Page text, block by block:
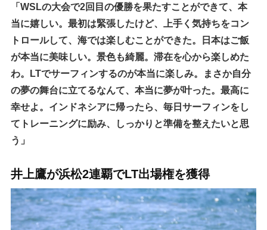
「WSLの大会で2回目の優勝を果たすことができて、本
当に嬉しい。最初は緊張したけど、上手く気持ちをコン
トロールして、海では楽しむことができた。日本はご飯
が本当に美味しい。景色も綺麗。滞在を心から楽しめた
わ。LTでサーフィンするのが本当に楽しみ。まさか自分
の夢の舞台に立てるなんて、本当に夢が叶った。最高に
幸せよ。インドネシアに帰ったら、毎日サーフィンをし
てトレーニングに励み、しっかりと準備を整えたいと思
う」
井上鷹が浜松2連覇でLT出場権を獲得